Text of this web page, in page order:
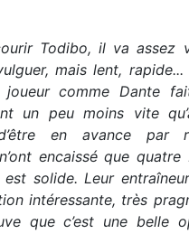
Todibo, il va assez
mais lent,
comme Dante
un peu moins vite
en avance par
encaissé que quatre
solide. Leur
intéressante, très
que c’est une belle